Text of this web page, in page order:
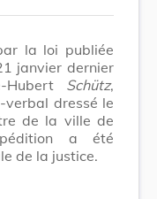
la loi publiée
janvier dernier
Hubert Schütz,
verbal dressé le
de la ville de
a été
de la justice.